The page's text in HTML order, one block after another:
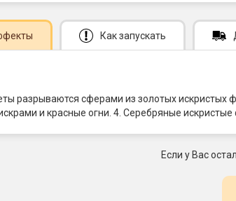
Как запускать
разрываются сферами из золотых искристых
и красные огни. 4. Серебряные
Если у Вас